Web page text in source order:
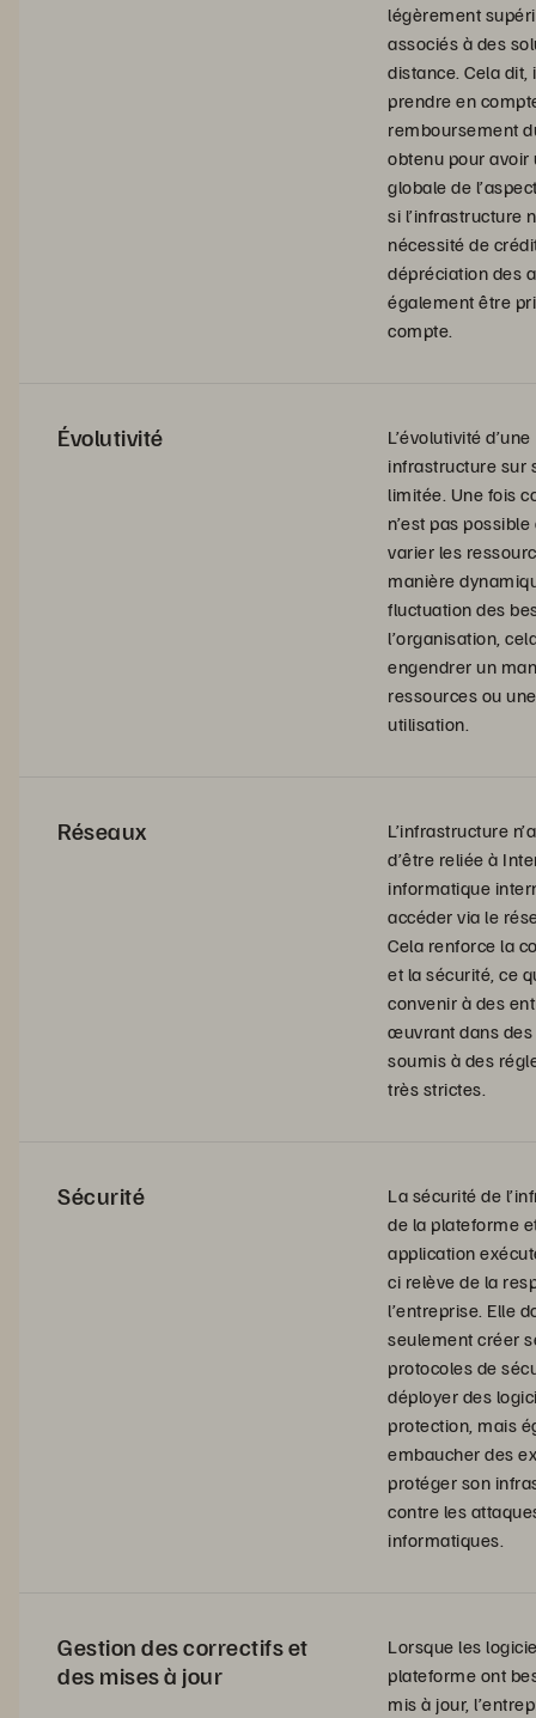
légèrement
associés à des
distance. Cela dit,
prendre en
remboursement
obtenu pour avoir
globale de
si l’infrastructure
nécessité de
dépréciation des
également être
compte.
Évolutivité
L’évolutivité d’une
infrastructure sur
limitée. Une fois
n’est pas
varier les
manière
fluctuation des
l’organisation,
engendrer un
ressources ou
utilisation.
Réseaux
L’infrastructure
d’être reliée à
informatique
accéder via le
Cela renforce la
et la sécurité, ce
convenir à des
œuvrant dans des
soumis à des
très strictes.
Sécurité
La sécurité de
de la plateforme
application
ci relève de la
l’entreprise. Elle
seulement créer
protocoles de
déployer des
protection, mais
embaucher des
protéger son
contre les
informatiques.
Gestion des correctifs et
des mises à jour
Lorsque les
plateforme ont
mis à jour,